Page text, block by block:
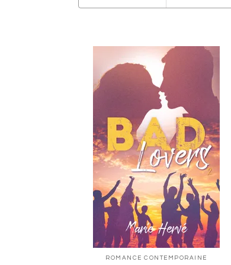
ROMANCE CONTEMPORAINE